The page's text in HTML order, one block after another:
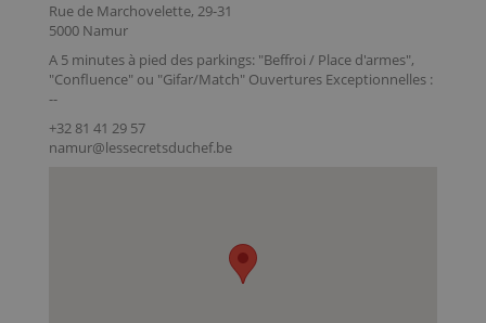
Rue de Marchovelette, 29-31
5000 Namur
A 5 minutes à pied des parkings: "Beffroi / Place d'armes",
"Confluence" ou "Gifar/Match" Ouvertures Exceptionnelles :
--
+32 81 41 29 57
namur@lessecretsduchef.be